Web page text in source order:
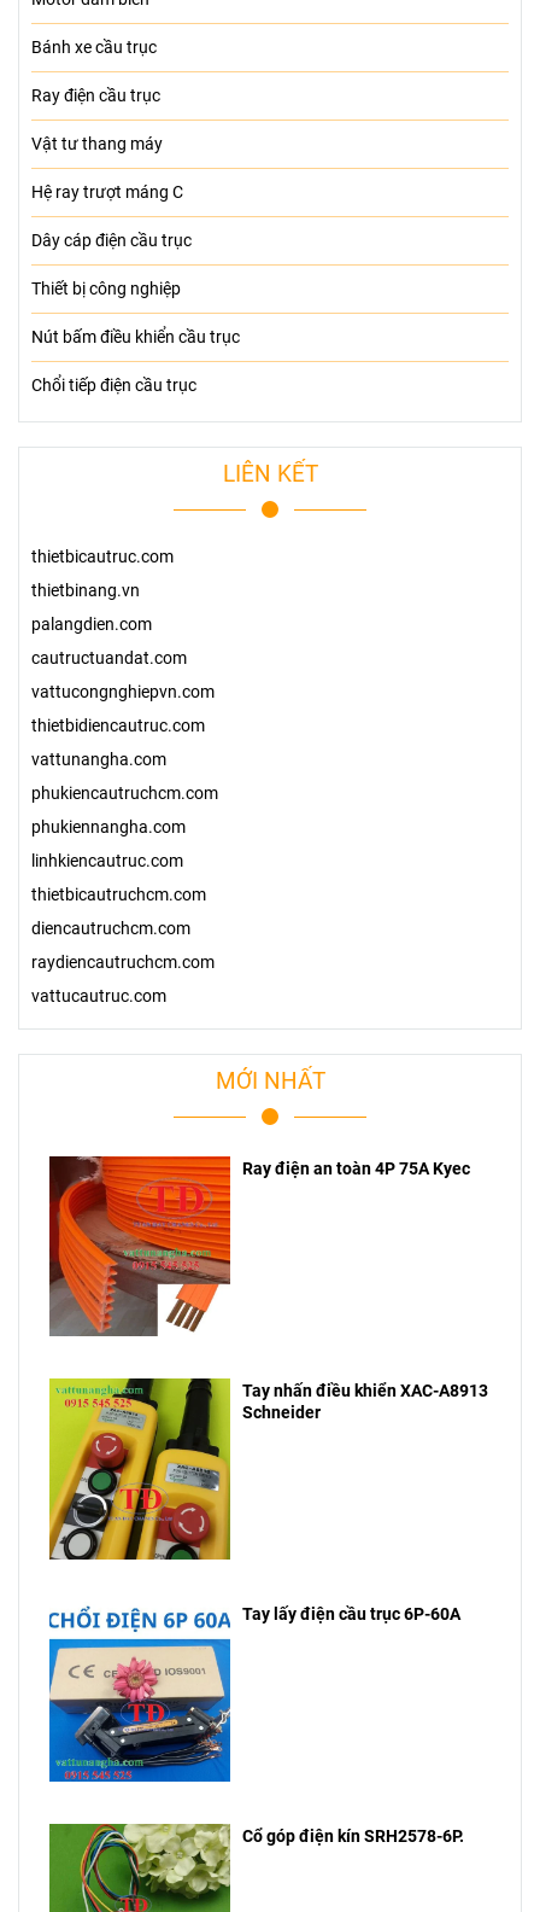
Bánh xe cầu trục
Ray điện cầu trục
Vật tư thang máy
Hệ ray trượt máng C
Dây cáp điện cầu trục
Thiết bị công nghiệp
Nút bấm điều khiển cầu trục
Chổi tiếp điện cầu trục
LIÊN KẾT
thietbicautruc.com
thietbinang.vn
palangdien.com
cautructuandat.com
vattucongnghiepvn.com
thietbidiencautruc.com
vattunangha.com
phukiencautruchcm.com
phukiennangha.com
linhkiencautruc.com
thietbicautruchcm.com
diencautruchcm.com
raydiencautruchcm.com
vattucautruc.com
MỚI NHẤT
Ray điện an toàn 4P 75A Kyec
Tay nhấn điều khiển XAC-A8913
Schneider
Tay lấy điện cầu trục 6P-60A
Cổ góp điện kín SRH2578-6P.